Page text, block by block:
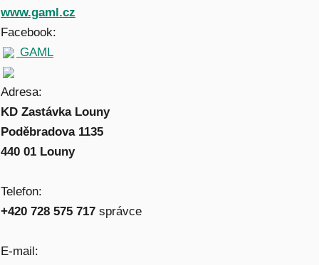
www.gaml.cz
Facebook:
GAML
Adresa:
KD Zastávka Louny
Poděbradova 1135
440 01 Louny
Telefon:
+420 728 575 717 správce
E-mail: